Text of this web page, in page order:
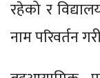
रहेको र
नाम परिवर्तन